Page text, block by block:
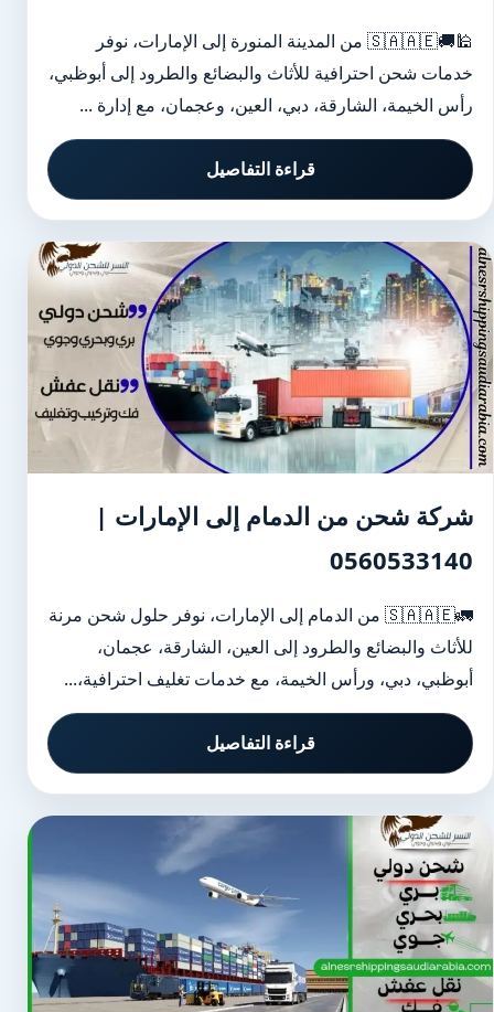
🕌🚚🇸🇦🇦🇪 من المدينة المنورة إلى الإمارات، نوفر
خدمات شحن احترافية للأثاث والبضائع والطرود إلى أبوظبي،
رأس الخيمة، الشارقة، دبي، العين، وعجمان، مع إدارة ...
قراءة التفاصيل
شركة شحن من الدمام إلى الإمارات |
0560533140
🚛🇸🇦🇦🇪 من الدمام إلى الإمارات، نوفر حلول شحن مرنة
للأثاث والبضائع والطرود إلى العين، الشارقة، عجمان،
أبوظبي، دبي، ورأس الخيمة، مع خدمات تغليف احترافية،...
قراءة التفاصيل